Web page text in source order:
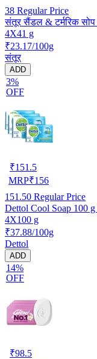
38 Regular Price
संतूर सैंडल & टर्मरिक
4X41 g
₹23.17/100g
संतूर
ADD
3%
OFF
₹151.5
MRP₹156
151.50 Regular Price
Dettol Cool Soap 100
4X100 g
₹37.88/100g
Dettol
ADD
14%
OFF
₹98.5